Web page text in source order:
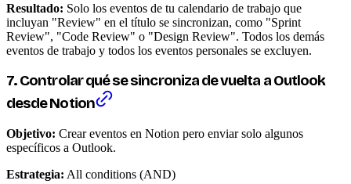
Resultado: Solo los eventos de tu calendario de trabajo que
incluyan "Review" en el título se sincronizan, como "Sprint
Review", "Code Review" o "Design Review". Todos los demás
eventos de trabajo y todos los eventos personales se excluyen.
7. Controlar qué se sincroniza de vuelta a Outlook
desde Notion
Objetivo: Crear eventos en Notion pero enviar solo algunos
específicos a Outlook.
Estrategia: All conditions (AND)